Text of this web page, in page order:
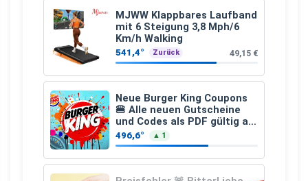
MJWW Klappbares Laufband
mit 6 Steigung 3,8 Mph/6
Km/h Walking
541,4° Zurück 49,15 €
Neue Burger King Coupons
🍔 Alle neuen Gutscheine
und Codes als PDF gültig ab
25.07.2026 bis 04.09.2026
496,6° ▲ 1